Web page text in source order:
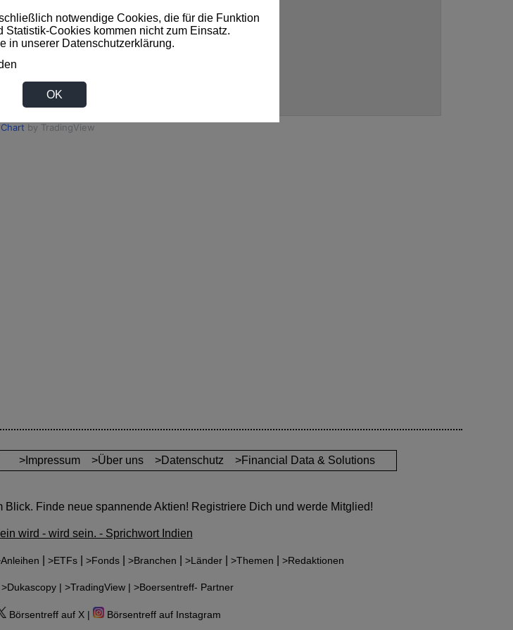
notwendige Cookies, die für die Funktion
Statistik-Cookies kommen nicht zum Einsatz.
in unserer Datenschutzerklärung.
OK
>Impressum >Über uns >Datenschutz >Financial Data & Solutions
Finde neue spannende Aktien! Registriere Dich und werde Mitglied!
wird - wird sein. - Sprichwort Indien
>ETFs| >Fonds| >Branchen >Länder| >Themen >Redaktionen
>Dukascopy | >TradingView | >Boersentreff- Partner
Börsentreff auf X | Börsentreff auf Instagram